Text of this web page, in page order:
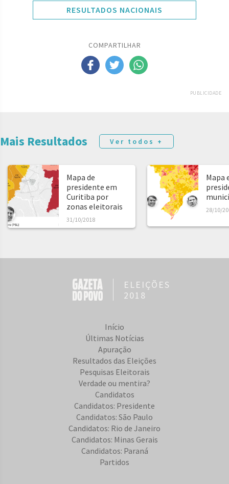
RESULTADOS NACIONAIS
COMPARTILHAR
PUBLICIDADE
Mais Resultados Ver todos +
Mapa de
presidente em
Curitiba por
zonas eleitorais
31/10/2018
Mapa
28/10/
ELEIÇÕES
2018
Início
Últimas Notícias
Apuração
Resultados das Eleições
Pesquisas Eleitorais
Verdade ou mentira?
Candidatos
Candidatos: Presidente
Candidatos: São Paulo
Candidatos: Rio de Janeiro
Candidatos: Minas Gerais
Candidatos: Paraná
Partidos